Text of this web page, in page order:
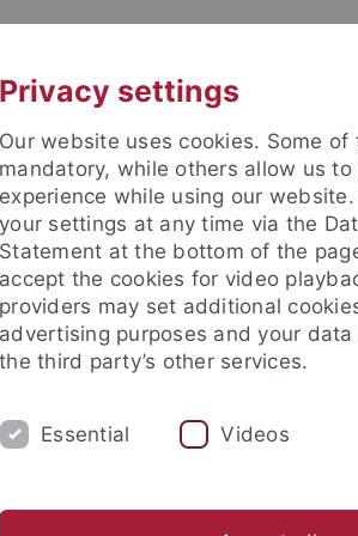
Fakultät
FORSCHUNG KONTAKT
Privacy settings
Our website uses cookies. Some of
mandatory, while others allow us to
experience while using our website.
your settings at any time via the
Statement at the bottom of the
accept the cookies for video
providers may set additional
advertising purposes and your
the third party’s other services.
Essential Videos